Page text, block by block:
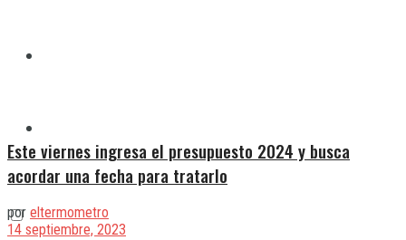
Este viernes ingresa el presupuesto 2024 y busca
acordar una fecha para tratarlo
por eltermometro
14 septiembre, 2023